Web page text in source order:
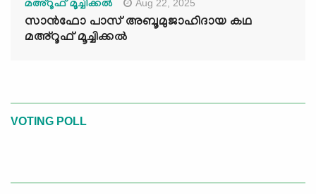
മഅ്റൂഫ് മൂച്ചിക്കല്‍ Aug 22, 2025
സാൻഫോ പാസ് അബൂമുജാഹിദായ കഥ
മഅ്റൂഫ് മൂച്ചിക്കല്‍
VOTING POLL